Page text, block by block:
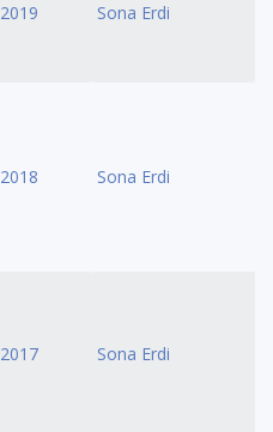
2019 Sona Erdi
2018 Sona Erdi
2017 Sona Erdi